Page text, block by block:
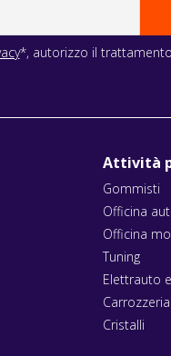
*, autorizzo il
Attività
Gommisti
Officina
Officina
Tuning
Elettrauto
Carrozzeria
Cristalli